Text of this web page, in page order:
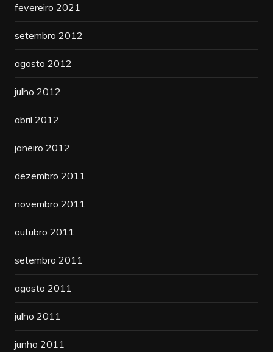
fevereiro 2021
setembro 2012
agosto 2012
julho 2012
abril 2012
janeiro 2012
dezembro 2011
novembro 2011
outubro 2011
setembro 2011
agosto 2011
julho 2011
junho 2011